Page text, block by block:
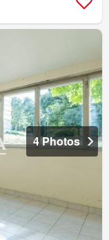
4 Photos